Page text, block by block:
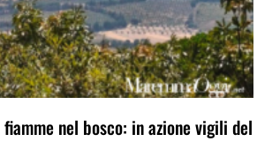
nel bosco: in azione vigili del